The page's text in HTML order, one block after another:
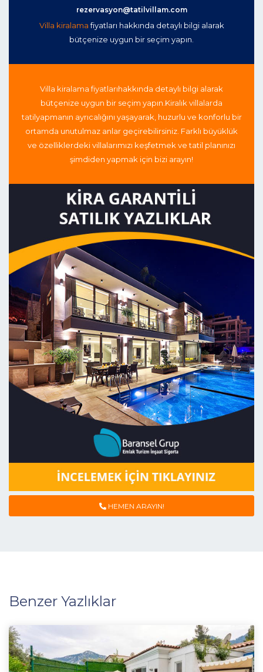
rezervasyon@tatilvillam.com
Villa kiralamafiyatları hakkında detaylı bilgi alarak
bütçenize uygun bir seçim yapın.
Villa kiralama fiyatlarıhakkında detaylı bilgi alarak
bütçenize uygun bir seçim yapın.Kiralık villalarda
tatilyapmanın ayrıcalığını yaşayarak, huzurlu ve konforlu bir
ortamda unutulmaz anlar geçirebilirsiniz. Farklı büyüklük
ve özelliklerdeki villalarımızı keşfetmek ve tatil planınızı
şimdiden yapmak için bizi arayın!
HEMEN ARAYIN!
Benzer Yazlıklar